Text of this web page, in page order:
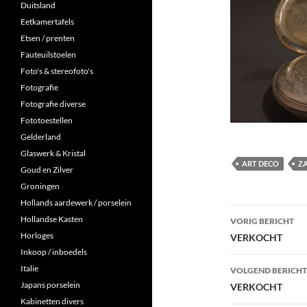
ART DECO
VORIG BERICHT
VERKOCHT
VOLGEND BERICHT
VERKOCHT
Duitsland
Eetkamertafels
Etsen / prenten
Fauteuilstoelen
Foto's & stereofoto's
Fotografie
Fotografie diverse
Fototoestellen
Gelderland
Glaswerk & Kristal
Goud en Zilver
Groningen
Hollands aardewerk / porselein
Hollandse Kasten
Horloges
Inkoop / inboedels
Italie
Japans porselein
Kabinetten divers